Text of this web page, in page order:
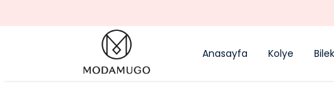
Anasayfa Kolye